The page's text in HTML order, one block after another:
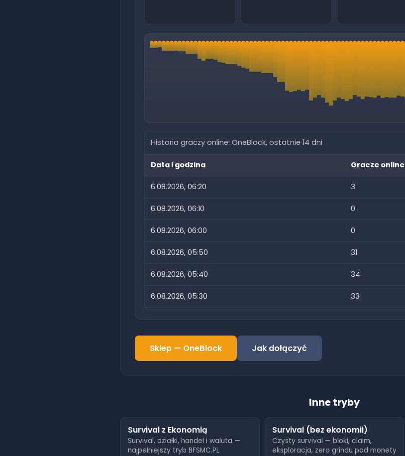
Historia graczy online: OneBlock, ostatnie 14 dni
Data i godzina Gracze online
6.08.2026, 06:20 3
6.08.2026, 06:10 0
6.08.2026, 06:00 0
6.08.2026, 05:50 31
6.08.2026, 05:40 34
6.08.2026, 05:30 33
6.08.2026, 05:20 31
6.08.2026, 05:00
36
6.08.2026, 04:30 36
6.08.2026, 04:20 40
Sklep — OneBlock Jak dołączyć
Inne tryby
Survival z Ekonomią
Survival, działki, handel i waluta —
najpełniejszy tryb BFSMC.PL
Survival (bez ekonomii)
Czysty survival — bloki, claim,
eksploracja, zero grindu pod monety